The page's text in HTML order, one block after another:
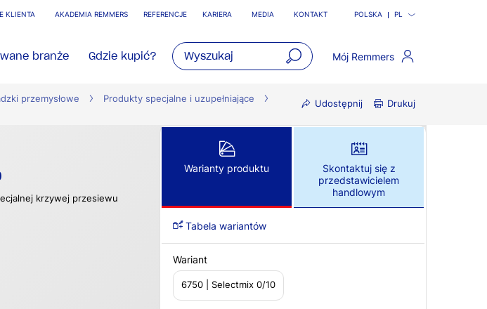
KLIENTA AKADEMIA REMMERS REFERENCJE KARIERA MEDIA KONTAKT POLSKA PL
branże Gdzie kupić? Mój Remmers
przemysłowe
Produkty specjalne i uzupełniające
Udostępnij Drukuj
krzywej przesiewu
Warianty produktu
Skontaktuj się z
przedstawicielem
handlowym
Tabela wariantów
Wariant
6750 | Selectmix 0/10